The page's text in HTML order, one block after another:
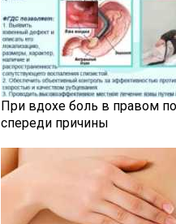
При вдохе боль в правом
спереди причины